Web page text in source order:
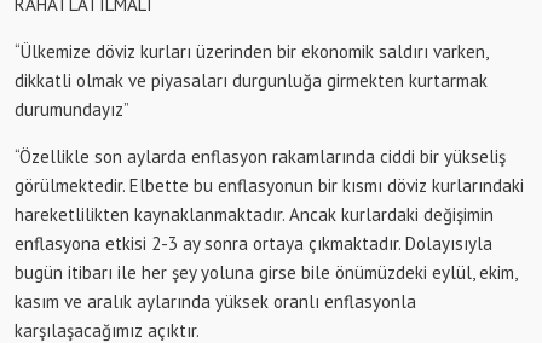
“Ülkemize döviz kurları üzerinden bir ekonomik saldırı varken,
dikkatli olmak ve piyasaları durgunluğa girmekten kurtarmak
durumundayız”
“Özellikle son aylarda enflasyon rakamlarında ciddi bir yükseliş
görülmektedir. Elbette bu enflasyonun bir kısmı döviz kurlarındaki
hareketlilikten kaynaklanmaktadır. Ancak kurlardaki değişimin
enflasyona etkisi 2-3 ay sonra ortaya çıkmaktadır. Dolayısıyla
bugün itibarı ile her şey yoluna girse bile önümüzdeki eylül, ekim,
kasım ve aralık aylarında yüksek oranlı enflasyonla
karşılaşacağımız açıktır.